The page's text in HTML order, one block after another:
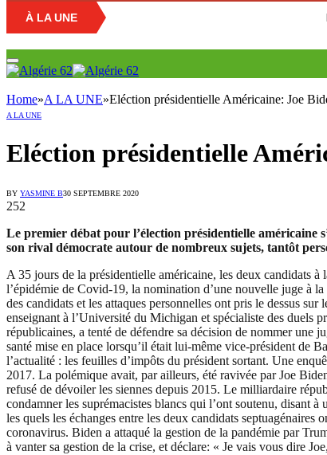
À LA UNE Education
Home»A LA UNE»Eléction présidentielle Américaine: Joe
A LA UNE
Eléction présidentielle
BY YASMINE B30 SEPTEMBRE 2020
252
Le premier débat pour l’élection présidentielle américaine
son rival démocrate autour de nombreux sujets, tantôt
A 35 jours de la présidentielle américaine, les deux candidats
l’épidémie de Covid-19, la nomination d’une nouvelle juge à
des candidats et les attaques personnelles ont pris le dessus
enseignant à l’Université du Michigan et spécialiste des duels
républicaines, a tenté de défendre sa décision de nommer une
santé mise en place lorsqu’il était lui-même vice-président de
l’actualité : les feuilles d’impôts du président sortant. Une
2017. La polémique avait, par ailleurs, été ravivée par Joe
refusé de dévoiler les siennes depuis 2015. Le milliardaire
condamner les suprémacistes blancs qui l’ont soutenu, disant
les quels les échanges entre les deux candidats
coronavirus. Biden a attaqué la gestion de la pandémie par
à vanter sa gestion de la crise, et déclare: « Je vais vous dire